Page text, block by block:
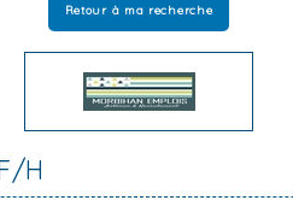
Retour à ma recherche
H